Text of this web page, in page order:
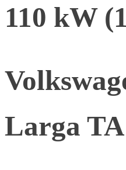
110 kW
Larga